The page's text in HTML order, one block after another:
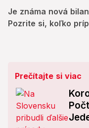
Je známa nová
Pozrite si, koľko
Prečítajte si viac